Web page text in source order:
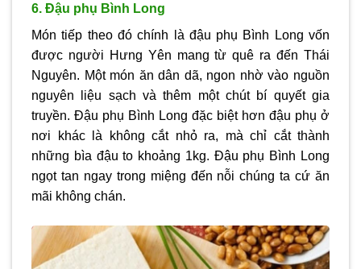
6. Đậu phụ Bình Long
Món tiếp theo đó chính là đậu phụ Bình Long vốn
được người Hưng Yên mang từ quê ra đến Thái
Nguyên. Một món ăn dân dã, ngon nhờ vào nguồn
nguyên liệu sạch và thêm một chút bí quyết gia
truyền. Đậu phụ Bình Long đặc biệt hơn đậu phụ ở
nơi khác là không cắt nhỏ ra, mà chỉ cắt thành
những bìa đậu to khoảng 1kg. Đậu phụ Bình Long
ngọt tan ngay trong miệng đến nỗi chúng ta cứ ăn
mãi không chán.